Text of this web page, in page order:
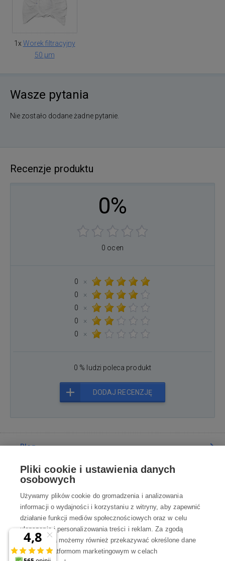
1x Worek filtracyjny
50 μm
Wasze pytania
Nie zostało dodane żadne pytanie.
Recenzje produktu
0%
0 ocen
0
×
0
×
0
×
0
×
0
×
0 % ludzi poleca produkt
DODAJ RECENZJĘ
Blog
Poradnia
Wszystko o zakupach
Kontakt
Pliki cookie i ustawienia danych
osobowych
Używamy plików cookie do gromadzenia i analizowania
informacji o wydajności i korzystaniu z witryny, aby zapewnić
działanie funkcji mediów społecznościowych oraz w celu
ulepszania i personalizowania treści i reklam. Za zgodą
użytkownika możemy również przekazywać określone dane
osobowe platformom marketingowym w celach